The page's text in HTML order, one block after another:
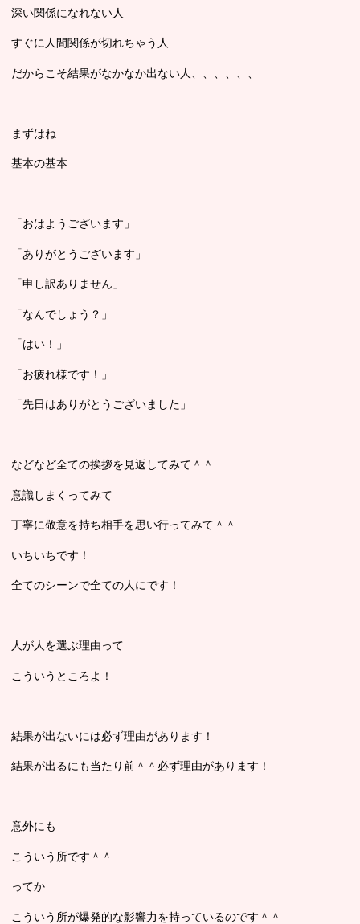
深い関係になれない人
すぐに人間関係が切れちゃう人
だからこそ結果がなかなか出ない人、、、、、、
まずはね
基本の基本
「おはようございます」
「ありがとうございます」
「申し訳ありません」
「なんでしょう？」
「はい！」
「お疲れ様です！」
「先日はありがとうございました」
などなど全ての挨拶を見返してみて＾＾
意識しまくってみて
丁寧に敬意を持ち相手を思い行ってみて＾＾
いちいちです！
全てのシーンで全ての人にです！
人が人を選ぶ理由って
こういうところよ！
結果が出ないには必ず理由があります！
結果が出るにも当たり前＾＾必ず理由があります！
意外にも
こういう所です＾＾
ってか
こういう所が爆発的な影響力を持っているのです＾＾